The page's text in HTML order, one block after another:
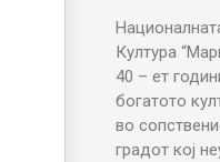
Култура
40 – ет
богатото
во
градот кој